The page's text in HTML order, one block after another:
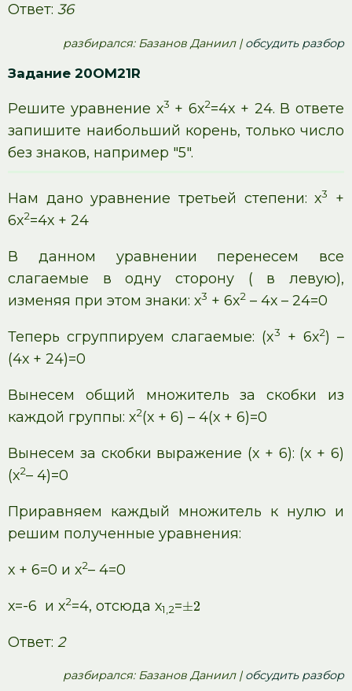
Ответ: 36
pазбирался: Базанов Даниил |обсудить разбор
Задание 20OM21R
Решите уравнение х3 + 6х2=4х + 24. В ответе
запишите наибольший корень, только число
без знаков, например "5".
Нам дано уравнение третьей степени: х3
+
6х2=4х + 24
В данном уравнении перенесем все
слагаемые в одну сторону ( в левую),
изменяя при этом знаки: х3 + 6х2 – 4х – 24=0
Теперь сгруппируем слагаемые: (х3 + 6х2) –
(4х + 24)=0
Вынесем общий множитель за скобки из
каждой группы: х2(х + 6) – 4(х + 6)=0
Вынесем за скобки выражение (х + 6): (х + 6)
(х2– 4)=0
Приравняем каждый множитель к нулю и
решим полученные уравнения:
х + 6=0 и х2– 4=0
х=-6 и х2=4, отсюда х1,2=±2
Ответ: 2
pазбирался: Базанов Даниил |обсудить разбор